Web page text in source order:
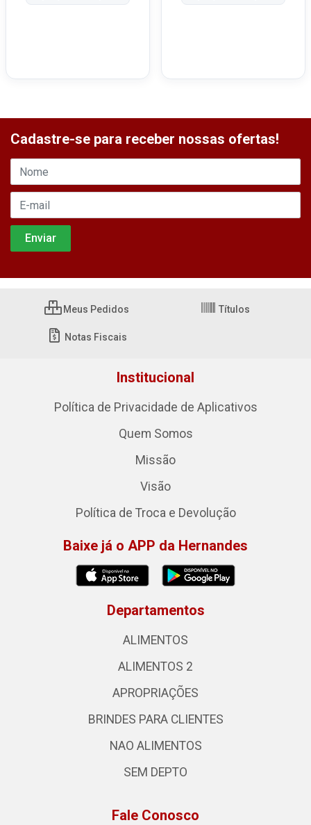
Cadastre-se para receber nossas ofertas!
Meus Pedidos Títulos
Notas Fiscais
Institucional
Política de Privacidade de Aplicativos
Quem Somos
Missão
Visão
Política de Troca e Devolução
Baixe já o APP da Hernandes
Departamentos
ALIMENTOS
ALIMENTOS 2
APROPRIAÇÕES
BRINDES PARA CLIENTES
NAO ALIMENTOS
SEM DEPTO
Fale Conosco